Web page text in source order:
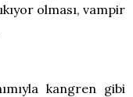
olması, vampir
kangren gibi